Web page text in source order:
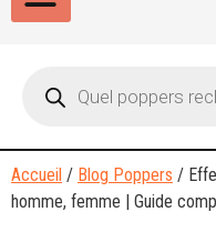
Accueil / Blog Poppers /
homme, femme | Guide